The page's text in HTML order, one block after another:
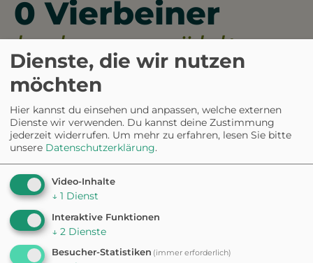
0 Vierbeiner
haben erzählt.
0.0
5
3
0%
2
Dienste, die wir nutzen
möchten
Hier kannst du einsehen und anpassen, welche externen
Dienste wir verwenden. Du kannst deine Zustimmung
jederzeit widerrufen. Um mehr zu erfahren, lesen Sie bitte
unsere Datenschutzerklärung.
Video-Inhalte
↓ 1 Dienst
Interaktive Funktionen
↓ 2 Dienste
Besucher-Statistiken (immer erforderlich)